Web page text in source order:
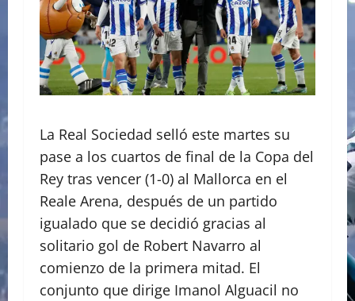
La Real Sociedad selló este martes su
pase a los cuartos de final de la Copa del
Rey tras vencer (1-0) al Mallorca en el
Reale Arena, después de un partido
igualado que se decidió gracias al
solitario gol de Robert Navarro al
comienzo de la primera mitad. El
conjunto que dirige Imanol Alguacil no